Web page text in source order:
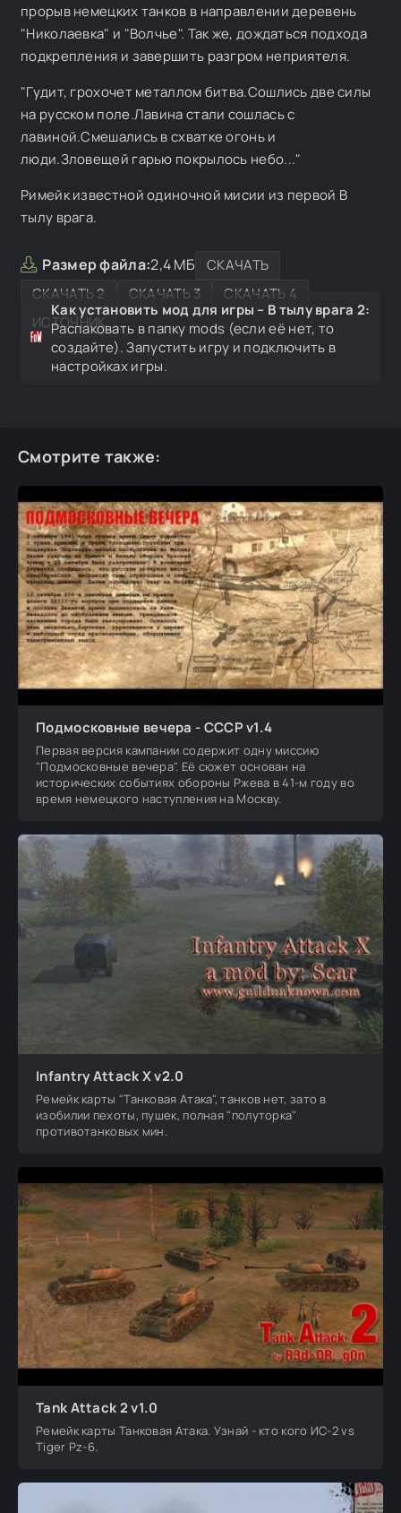
прорыв немецких танков в направлении деревень
"Николаевка" и "Волчье". Так же, дождаться подхода
подкрепления и завершить разгром неприятеля.
"Гудит, грохочет металлом битва.Сошлись две силы
на русском поле.Лавина стали сошлась с
лавиной.Смешались в схватке огонь и
люди.Зловещей гарью покрылось небо..."
Римейк известной одиночной мисии из первой В
тылу врага.
Размер файла:2,4 МБ
СКАЧАТЬ
СКАЧАТЬ 2
СКАЧАТЬ 3
СКАЧАТЬ 4
ИСТОЧНИК
Как установить мод для игры – В тылу врага 2:
Распаковать в папку mods (если её нет, то
создайте). Запустить игру и подключить в
настройках игры.
Смотрите также:
Подмосковные вечера - СССР v1.4
Первая версия кампании содержит одну миссию
"Подмосковные вечера". Её сюжет основан на
исторических событиях обороны Ржева в 41-м году во
время немецкого наступления на Москву.
Infantry Attack X v2.0
Ремейк карты "Танковая Атака", танков нет, зато в
изобилии пехоты, пушек, полная "полуторка"
противотанковых мин.
Tank Attack 2 v1.0
Ремейк карты Танковая Атака. Узнай - кто кого ИС-2 vs
Tiger Pz-6.